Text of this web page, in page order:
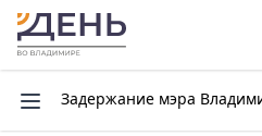
Задержание мэра